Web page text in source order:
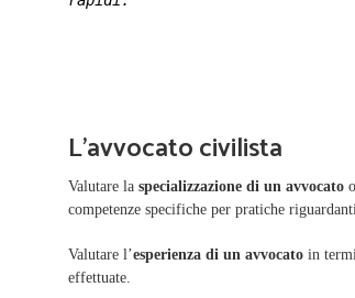
L'avvocato civilista
Valutare la specializzazione di un avvocato
competenze specifiche per pratiche
Valutare l’esperienza di un avvocato in
effettuate.